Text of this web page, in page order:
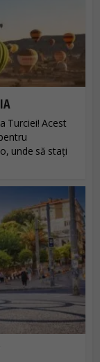
Turciei! Acest
unde să stați